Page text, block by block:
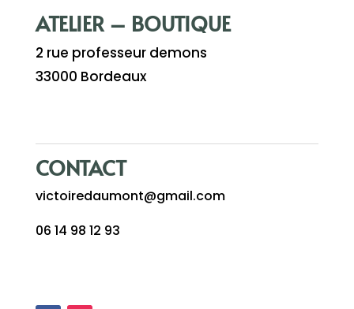
ATELIER – BOUTIQUE
2 rue professeur demons
33000 Bordeaux
CONTACT
victoiredaumont@gmail.com
06 14 98 12 93